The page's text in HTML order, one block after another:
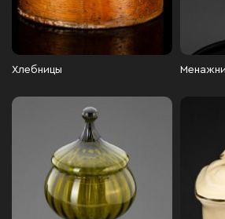
Хлебницы